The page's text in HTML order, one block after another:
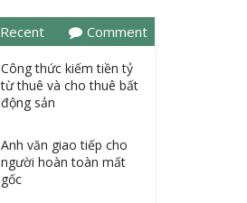
Recent Comment
Công thức kiếm tiền tỷ
từ thuê và cho thuê bất
động sản
Anh văn giao tiếp cho
người hoàn toàn mất
gốc